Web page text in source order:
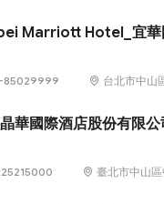
Marriott Hotel_宜華
85029999 台北市中山
華國際酒店股份有限公
臺北市中山